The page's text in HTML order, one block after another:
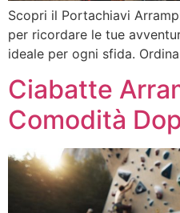
Scopri il Portachiavi
per ricordare le tue
ideale per ogni sfida.
Ciabatte
Comodità